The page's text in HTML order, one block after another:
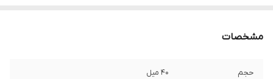
مشخصات
حجم ۴۰ میل